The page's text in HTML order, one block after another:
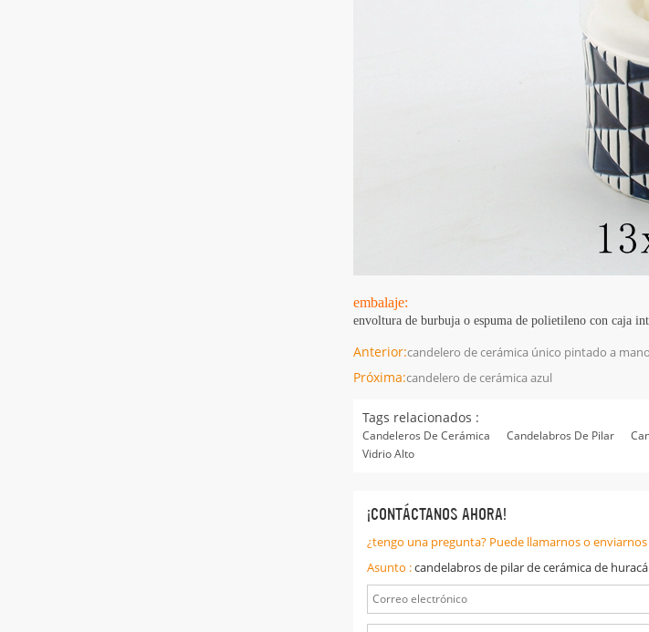
embalaje:
envoltura de burbuja o espuma de polietileno con caja
Anterior:candelero de cerámica único pintado a mano
Próxima:candelero de cerámica azul
Tags relacionados :
Candeleros De Cerámica Candelabros De Pilar
Vidrio Alto
¡CONTÁCTANOS AHORA!
¿tengo una pregunta? Puede llamarnos o
Asunto :candelabros de pilar de cerámica de